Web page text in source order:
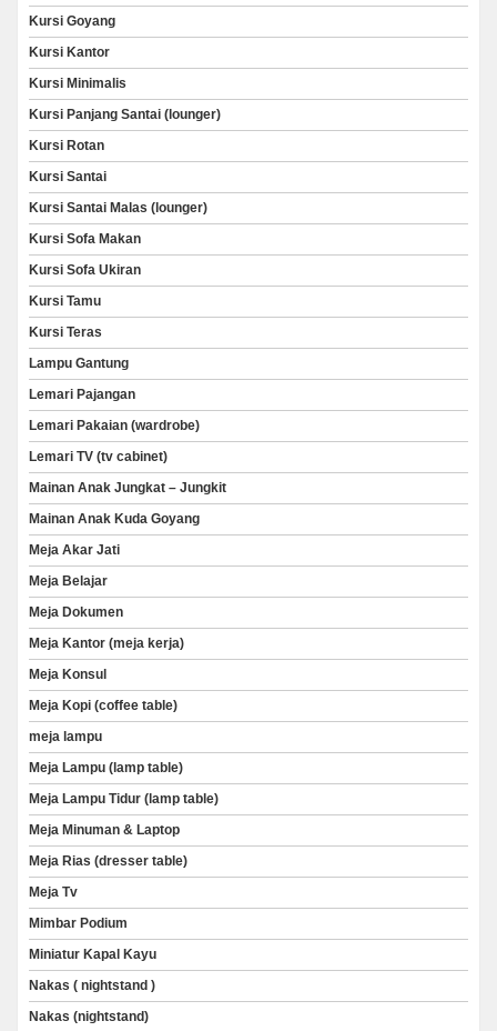
Kursi Goyang
Kursi Kantor
Kursi Minimalis
Kursi Panjang Santai (lounger)
Kursi Rotan
Kursi Santai
Kursi Santai Malas (lounger)
Kursi Sofa Makan
Kursi Sofa Ukiran
Kursi Tamu
Kursi Teras
Lampu Gantung
Lemari Pajangan
Lemari Pakaian (wardrobe)
Lemari TV (tv cabinet)
Mainan Anak Jungkat – Jungkit
Mainan Anak Kuda Goyang
Meja Akar Jati
Meja Belajar
Meja Dokumen
Meja Kantor (meja kerja)
Meja Konsul
Meja Kopi (coffee table)
meja lampu
Meja Lampu (lamp table)
Meja Lampu Tidur (lamp table)
Meja Minuman & Laptop
Meja Rias (dresser table)
Meja Tv
Mimbar Podium
Miniatur Kapal Kayu
Nakas ( nightstand )
Nakas (nightstand)